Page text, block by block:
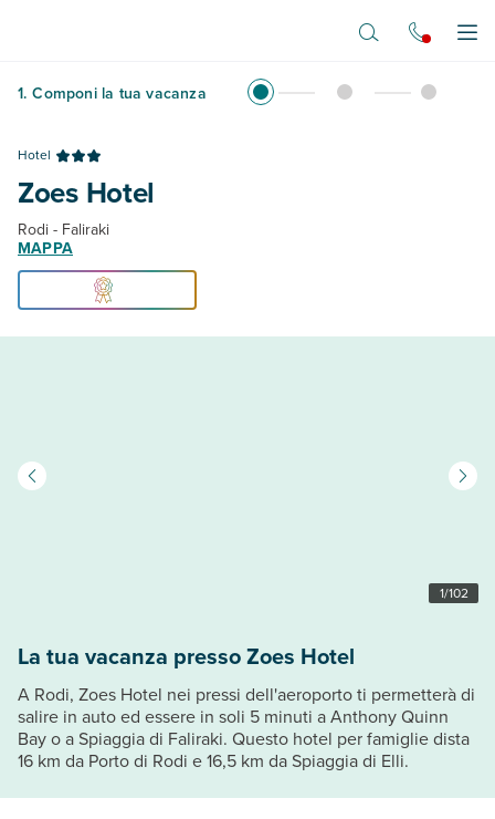
1. Componi la tua vacanza
Hotel
Zoes Hotel
Rodi - Faliraki
MAPPA
1/102
La tua vacanza presso Zoes Hotel
A Rodi, Zoes Hotel nei pressi dell'aeroporto ti permetterà di
salire in auto ed essere in soli 5 minuti a Anthony Quinn
Bay o a Spiaggia di Faliraki. Questo hotel per famiglie dista
16 km da Porto di Rodi e 16,5 km da Spiaggia di Elli.